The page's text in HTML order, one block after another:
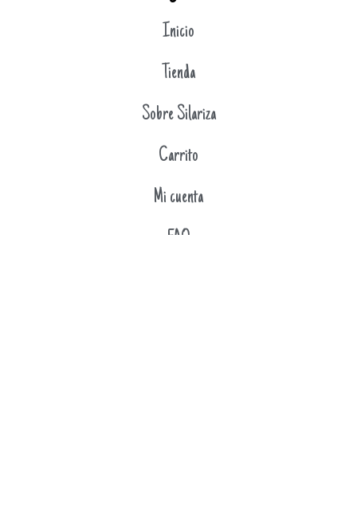
Inicio
Tienda
Sobre Silariza
Carrito
Mi cuenta
FAQ